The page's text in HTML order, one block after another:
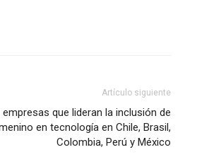
Artículo siguiente
empresas que lideran la inclusión de
en tecnología en Chile, Brasil,
Colombia, Perú y México